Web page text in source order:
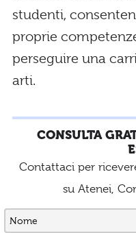
studenti,
proprie
perseguire una
arti.
CONSULTA
Contattaci per
su Atenei,